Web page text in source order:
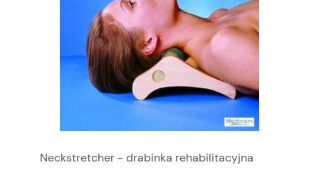
Neckstretcher - drabinka rehabilitacyjna